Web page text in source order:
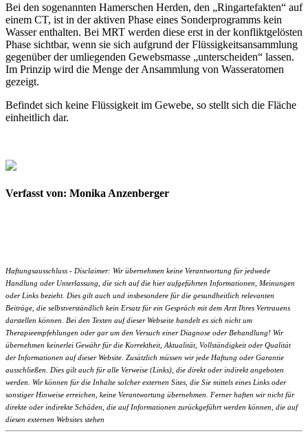
Bei den sogenannten Hamerschen Herden, den „Ringartefakten“ auf
einem CT, ist in der aktiven Phase eines Sonderprogramms kein
Wasser enthalten. Bei MRT werden diese erst in der konfliktgelösten
Phase sichtbar, wenn sie sich aufgrund der Flüssigkeitsansammlung
gegenüber der umliegenden Gewebsmasse „unterscheiden“ lassen.
Im Prinzip wird die Menge der Ansammlung von Wasseratomen
gezeigt.
Befindet sich keine Flüssigkeit im Gewebe, so stellt sich die Fläche
einheitlich dar.
Verfasst von: Monika Anzenberger
Haftungsausschluss - Disclaimer: Wir übernehmen keine Verantwortung für jedwede
Handlung oder Unterlassung, die sich auf die hier aufgeführten Informationen, Meinungen
oder Links bezieht. Dies gilt auch und insbesondere für die gesundheitlich relevanten
Beiträge, die selbstverständlich kein Ersatz für ein Gespräch mit dem Arzt Ihres Vertrauens
darstellen können. Bei den Texten auf dieser Webseite handelt es sich nicht um
Therapieempfehlungen oder gar um den Versuch einer Diagnose oder Behandlung! Wir
übernehmen keinerlei Gewähr für die Korrektheit, Aktualität, Vollständigkeit oder Qualität
der Informationen auf dieser Website. Zusätzlich müssen wir jede Haftung oder Garantie
ausschließen. Dies gilt auch für alle Verweise (Links), die direkt oder indirekt angeboten
werden. Wir können für die Inhalte solcher externen Sites, die Sie mittels eines Links oder
sonstiger Hinweise erreichen, keine Verantwortung übernehmen. Ferner haften wir nicht für
direkte oder indirekte Schäden, die auf Informationen zurückgeführt werden können, die auf
diesen externen Websites stehen